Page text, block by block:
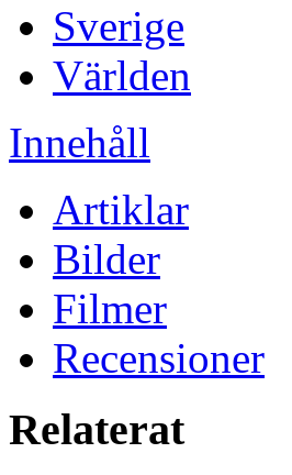
Sverige
Världen
Innehåll
Artiklar
Bilder
Filmer
Recensioner
Relaterat